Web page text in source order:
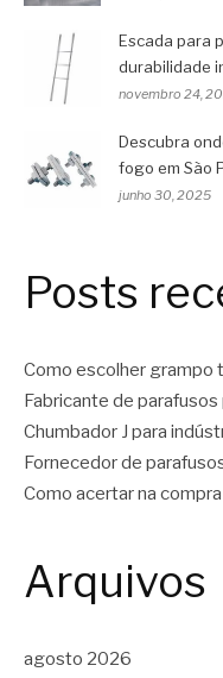
Escada para
durabilidade
novembro 24,
Descubra
fogo em São
junho 30, 2025
Posts
Como escolher grampo
Fabricante de
Chumbador J para
Fornecedor de
Como acertar na
Arquivos
agosto 2026